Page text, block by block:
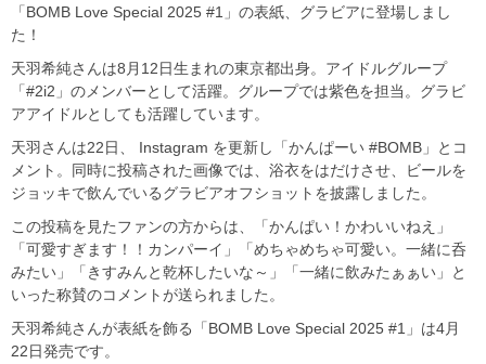
「BOMB Love Special 2025 #1」の表紙、グラビアに登場しまし
た！
天羽希純さんは8月12日生まれの東京都出身。アイドルグループ
「#2i2」のメンバーとして活躍。グループでは紫色を担当。グラビ
アアイドルとしても活躍しています。
天羽さんは22日、 Instagram を更新し「かんぱーい #BOMB」とコ
メント。同時に投稿された画像では、浴衣をはだけさせ、ビールを
ジョッキで飲んでいるグラビアオフショットを披露しました。
この投稿を見たファンの方からは、「かんぱい！かわいいねえ」
「可愛すぎます！！カンパーイ」「めちゃめちゃ可愛い。一緒に呑
みたい」「きすみんと乾杯したいな～」「一緒に飲みたぁぁい」と
いった称賛のコメントが送られました。
天羽希純さんが表紙を飾る「BOMB Love Special 2025 #1」は4月
22日発売です。